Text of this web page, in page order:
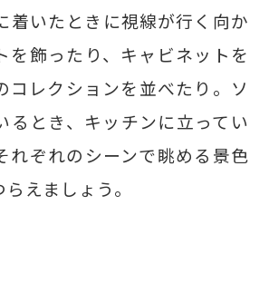
着いたときに視線が行く向か
を飾ったり、キャビネットを
コレクションを並べたり。ソ
るとき、キッチンに立ってい
れぞれのシーンで眺める景色
えましょう。